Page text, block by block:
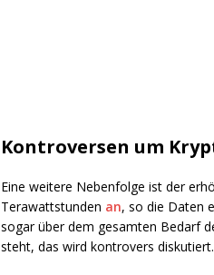
Kontroversen um
Eine weitere Nebenfolge ist der
Terawattstunden an, so die Daten
sogar über dem gesamten Bedarf
steht, das wird kontrovers diskutiert.